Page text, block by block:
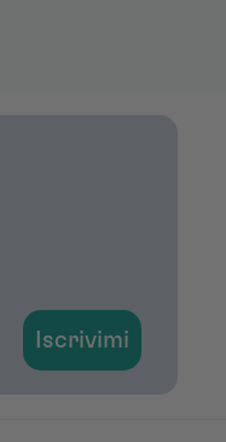
Iscrivimi